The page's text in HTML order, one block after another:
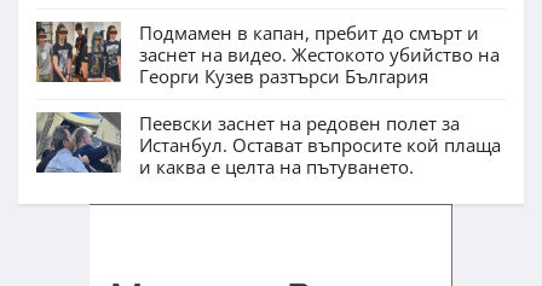
Подмамен в капан, пребит до смърт и
заснет на видео. Жестокото убийство на
Георги Кузев разтърси България
Пеевски заснет на редовен полет за
Истанбул. Остават въпросите кой плаща
и каква е целта на пътуването.